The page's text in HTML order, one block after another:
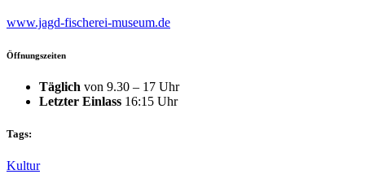
www.jagd-fischerei-museum.de
Öffnungszeiten
Täglich von 9.30 – 17 Uhr
Letzter Einlass 16:15 Uhr
Tags:
Kultur